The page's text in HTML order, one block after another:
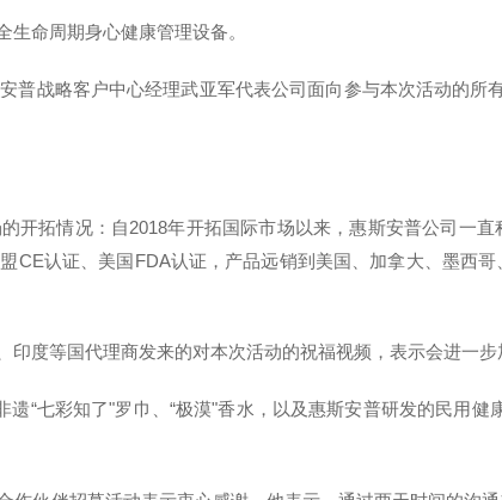
命周期身心健康管理设备。
普战略客户中心经理武亚军代表公司面向参与本次活动的
开拓情况：自2018年开拓国际市场以来，惠斯安普公司一
CE认证、美国FDA认证，产品远销到美国、加拿大、墨西
度等国代理商发来的对本次活动的祝福视频，表示会进一步
“七彩知了"罗巾、“极漠"香水，以及惠斯安普研发的民用